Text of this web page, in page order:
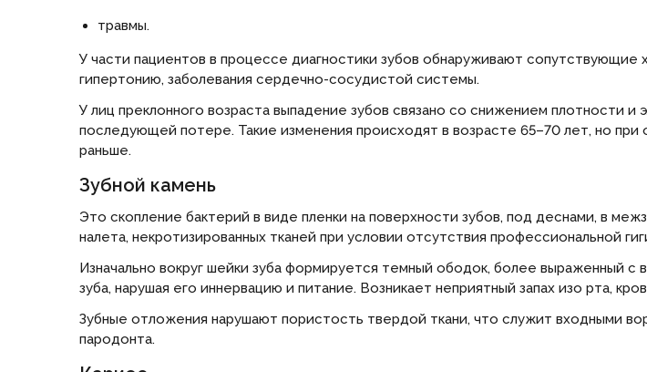
травмы.
У части пациентов в процессе диагностики зубов обнаруживают сопутствующие
гипертонию, заболевания сердечно-сосудистой системы.
У лиц преклонного возраста выпадение зубов связано со снижением плотности и
последующей потере. Такие изменения происходят в возрасте 65–70 лет, но
раньше.
Зубной камень
Это скопление бактерий в виде пленки на поверхности зубов, под деснами, в
налета, некротизированных тканей при условии отсутствия профессиональной
Изначально вокруг шейки зуба формируется темный ободок, более выраженный с
зуба, нарушая его иннервацию и питание. Возникает неприятный запах изо рта,
Зубные отложения нарушают пористость твердой ткани, что служит входными
пародонта.